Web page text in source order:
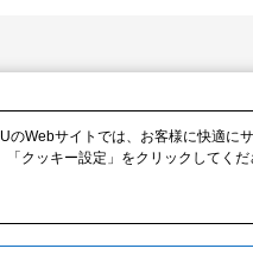
のWebサイトでは、お客様に快適に
「クッキー設定」をクリックしてくだ